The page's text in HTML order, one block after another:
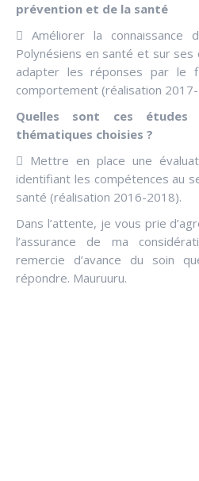
prévention et de la santé
 Améliorer la connaissance
Polynésiens en santé et sur
adapter les réponses par le
comportement (réalisation
Quelles sont ces
thématiques choisies ?
 Mettre en place une
identifiant les compétences au
santé (réalisation 2016-2018).
Dans l’attente, je vous prie
l’assurance de ma
remercie d’avance du soin
répondre. Mauruuru.